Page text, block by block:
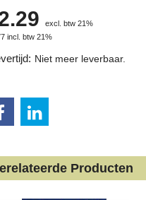
excl. btw 21%
incl. btw 21%
Niet meer leverbaar.
Producten